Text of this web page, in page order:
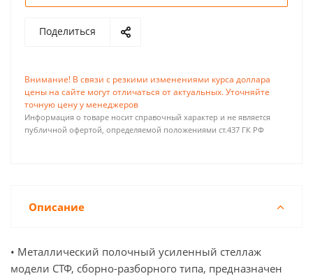
Поделиться
Внимание! В связи с резкими изменениями курса доллара
цены на сайте могут отличаться от актуальных. Уточняйте
точную цену у менеджеров
Информация о товаре носит справочный характер и не является
публичной офертой, определяемой положениями ст.437 ГК РФ
Описание
• Металлический полочный усиленный стеллаж
модели СТФ, сборно-разборного типа, предназначен